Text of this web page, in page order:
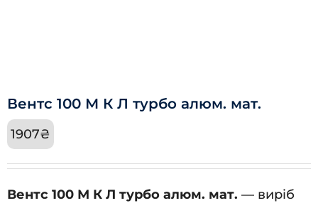
Вентс 100 М К Л турбо алюм. мат.
1907₴
Вентс 100 М К Л турбо алюм. мат. — виріб